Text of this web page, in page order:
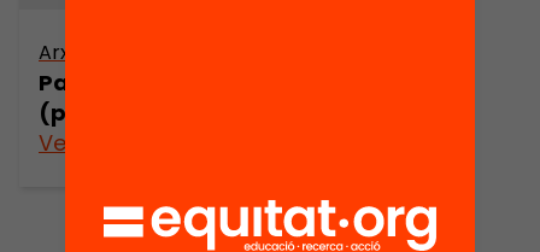
Arxiu
Parlar la llengua
(part 7)
Veure’n més